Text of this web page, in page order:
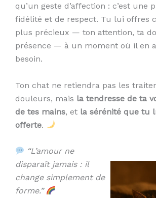
qu’un geste d’affection : c’est une
fidélité et de respect. Tu lui offres
plus précieux — ton attention, ta
présence — à un moment où il en
besoin.
Ton chat ne retiendra pas les
douleurs, mais la tendresse de ta
de tes mains, et la sérénité que tu
offerte.
“L’amour ne
disparaît jamais : il
change simplement de
forme.”